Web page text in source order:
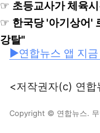
☞ 초등교사가 체육
☞ 한국당 '아기상어'
강탈"
▶연합뉴스 앱 지
<저작권자(c) 연합
Copyright © 연합뉴스. 무